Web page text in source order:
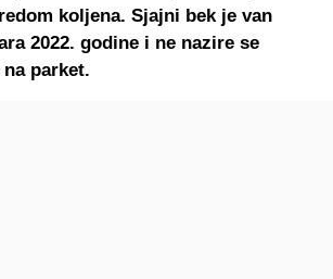
koljena. Sjajni bek je van
2022. godine i ne nazire se
parket.